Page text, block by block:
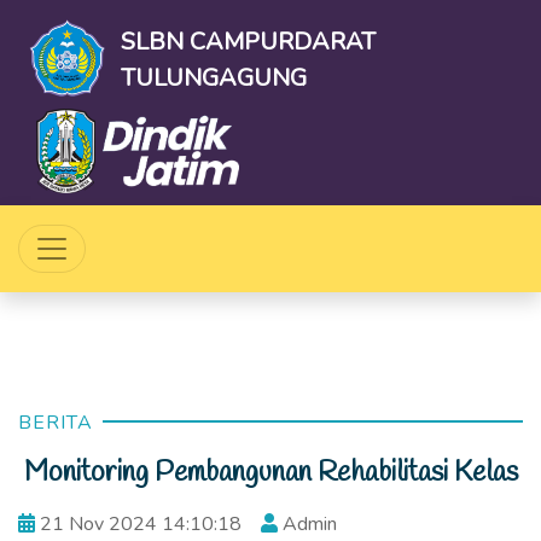
SLBN CAMPURDARAT
TULUNGAGUNG
BERITA
Monitoring Pembangunan Rehabilitasi Kelas
21 Nov 2024 14:10:18 Admin